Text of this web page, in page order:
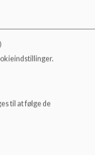
år.
haller,
rigtig meget, så
til afdeling, hvad
osv.
arbejder også
til at følge de